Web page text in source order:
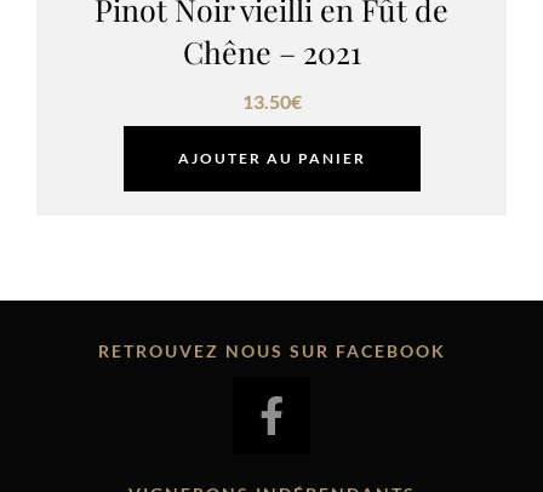
Pinot Noir vieilli en Fût de
Chêne – 2021
13.50€
AJOUTER AU PANIER
RETROUVEZ NOUS SUR FACEBOOK